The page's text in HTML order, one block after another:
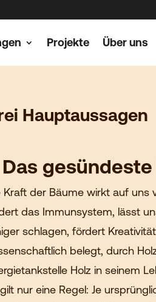
Projekte Über uns
Hauptaussagen
Das
Kraft der Bäume wirkt auf uns
das Immunsystem, lässt
schlagen, fördert
belegt, durch
Holz in seinem
nur eine Regel: Je